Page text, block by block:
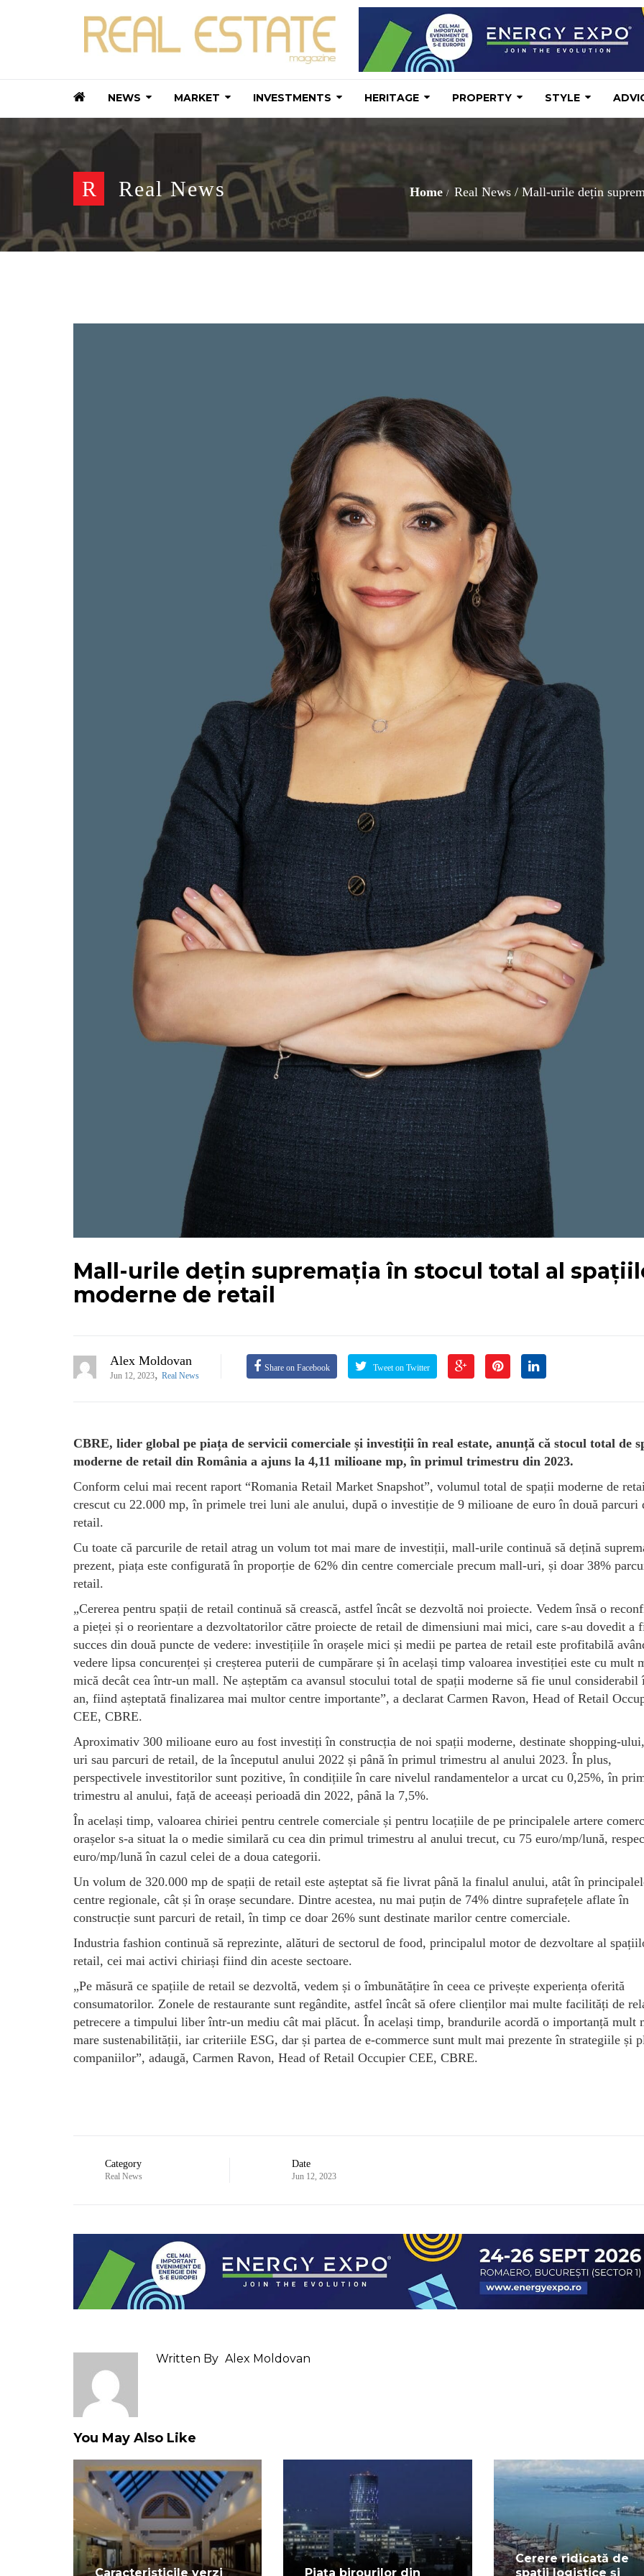
NEWS MARKET INVESTMENTS HERITAGE PROPERTY STYLE
R Real News Home Real News / Mall-urile dețin
Mall-urile dețin supremația în stocul total al
moderne de retail
Alex Moldovan
Jun 12, 2023, Real News
Share on Facebook Tweet on Twitter
CBRE, lider global pe piața de servicii comerciale și investiții în real estate, anunță că stocul total de
moderne de retail din România a ajuns la 4,11 milioane mp, în primul trimestru din 2023.
Conform celui mai recent raport “Romania Retail Market Snapshot”, volumul total de spații moderne de
crescut cu 22.000 mp, în primele trei luni ale anului, după o investiție de 9 milioane de euro în două parcuri
retail.
Cu toate că parcurile de retail atrag un volum tot mai mare de investiții, mall-urile continuă să dețină
prezent, piața este configurată în proporție de 62% din centre comerciale precum mall-uri, și doar 38%
retail.
„Cererea pentru spații de retail continuă să crească, astfel încât se dezvoltă noi proiecte. Vedem însă o
a pieței și o reorientare a dezvoltatorilor către proiecte de retail de dimensiuni mai mici, care s-au dovedit a
succes din două puncte de vedere: investițiile în orașele mici și medii pe partea de retail este profitabilă
vedere lipsa concurenței și creșterea puterii de cumpărare și în același timp valoarea investiției este cu mult
mică decât cea într-un mall. Ne așteptăm ca avansul stocului total de spații moderne să fie unul considerabil
an, fiind așteptată finalizarea mai multor centre importante”, a declarat Carmen Ravon, Head of Retail
CEE, CBRE.
Aproximativ 300 milioane euro au fost investiți în construcția de noi spații moderne, destinate shopping-
uri sau parcuri de retail, de la începutul anului 2022 și până în primul trimestru al anului 2023. În plus,
perspectivele investitorilor sunt pozitive, în condițiile în care nivelul randamentelor a urcat cu 0,25%, în
trimestru al anului, față de aceeași perioadă din 2022, până la 7,5%.
În același timp, valoarea chiriei pentru centrele comerciale și pentru locațiile de pe principalele artere
orașelor s-a situat la o medie similară cu cea din primul trimestru al anului trecut, cu 75 euro/mp/lună,
euro/mp/lună în cazul celei de a doua categorii.
Un volum de 320.000 mp de spații de retail este așteptat să fie livrat până la finalul anului, atât în
centre regionale, cât și în orașe secundare. Dintre acestea, nu mai puțin de 74% dintre suprafețele aflate în
construcție sunt parcuri de retail, în timp ce doar 26% sunt destinate marilor centre comerciale.
Industria fashion continuă să reprezinte, alături de sectorul de food, principalul motor de dezvoltare al
retail, cei mai activi chiriași fiind din aceste sectoare.
„Pe măsură ce spațiile de retail se dezvoltă, vedem și o îmbunătățire în ceea ce privește experiența oferită
consumatorilor. Zonele de restaurante sunt regândite, astfel încât să ofere clienților mai multe facilități de
petrecere a timpului liber într-un mediu cât mai plăcut. În același timp, brandurile acordă o importanță mult
mare sustenabilității, iar criteriile ESG, dar și partea de e-commerce sunt mult mai prezente în strategiile și
companiilor”, adaugă, Carmen Ravon, Head of Retail Occupier CEE, CBRE.
Category
Real News
Date
Jun 12, 2023
Written By Alex Moldovan
You May Also Like
Caracteristicile verzi Piața birourilor din
Cerere ridicată de
spații logistice și